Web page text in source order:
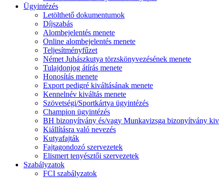
Ügyintézés
Letölthető dokumentumok
Díjszabás
Alombejelentés menete
Online alombejelentés menete
Teljesítményfűzet
Német Juhászkutya törzskönyvezésének menete
Tulajdonjog átírás menete
Honosítás menete
Export pedigré kiváltásának menete
Kennelnév kiváltás menete
Szövetségi/Sportkártya ügyintézés
Champion ügyintézés
BH bizonyítvány és/vagy Munkavizsga bizonyítvány
Kiállításra való nevezés
Kutyafajták
Fajtagondozó szervezetek
Elismert tenyésztői szervezetek
Szabályzatok
FCI szabályzatok